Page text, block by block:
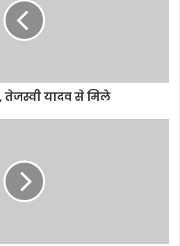
तेजस्वी यादव से मिले